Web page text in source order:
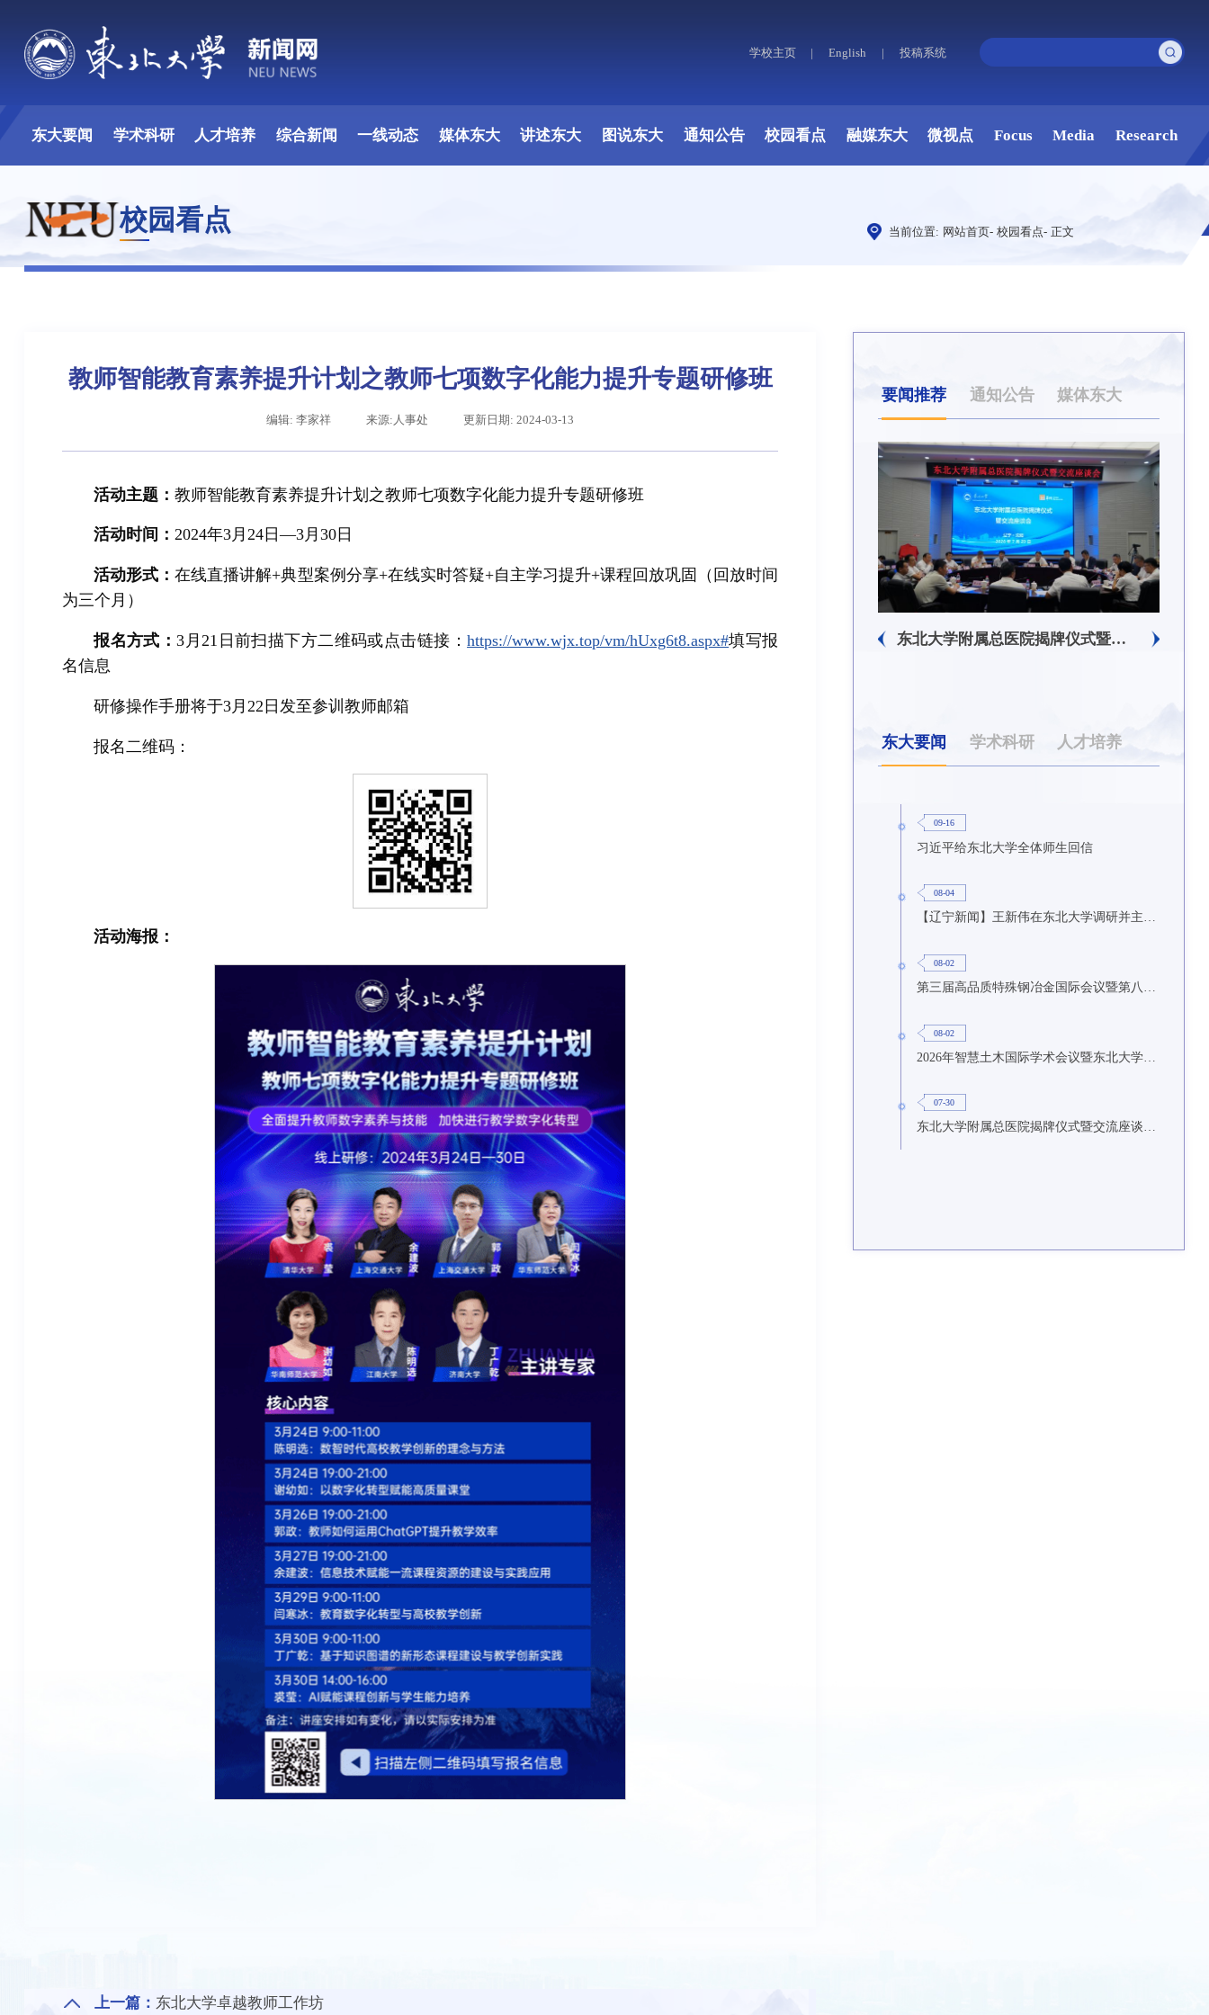
学校主页 | English | 投稿系统
东大要闻 学术科研 人才培养 综合新闻 一线动态 媒体东大 讲述东大 图说东大 通知公告 校园看点 融媒东大 微视点 Focus Media Research
校园看点 当前位置: 网站首页- 校园看点- 正文
教师智能教育素养提升计划之教师七项数字化能力提升专题研修班
编辑: 李家祥 来源:人事处 更新日期: 2024-03-13
活动主题：教师智能教育素养提升计划之教师七项数字化能力提升专题研修班
活动时间：2024年3月24日—3月30日
活动形式：在线直播讲解+典型案例分享+在线实时答疑+自主学习提升+课程回放巩固（回放时间
为三个月）
报名方式：3月21日前扫描下方二维码或点击链接：https://www.wjx.top/vm/hUxg6t8.aspx#填写报
名信息
研修操作手册将于3月22日发至参训教师邮箱
报名二维码：
活动海报：
上一篇： 东北大学卓越教师工作坊
要闻推荐 通知公告 媒体东大
辽宁省卓越工程师培养联合体在东北大学成立 习近平给东北大学全体师生回信 东北大学附属总医院揭牌仪式暨交流座谈会举行
东大要闻 学术科研 人才培养
09-16
习近平给东北大学全体师生回信
08-04
【辽宁新闻】王新伟在东北大学调研并主持召开座谈会
08-02
08-02
07-30
东北大学附属总医院揭牌仪式暨交流座谈会举行